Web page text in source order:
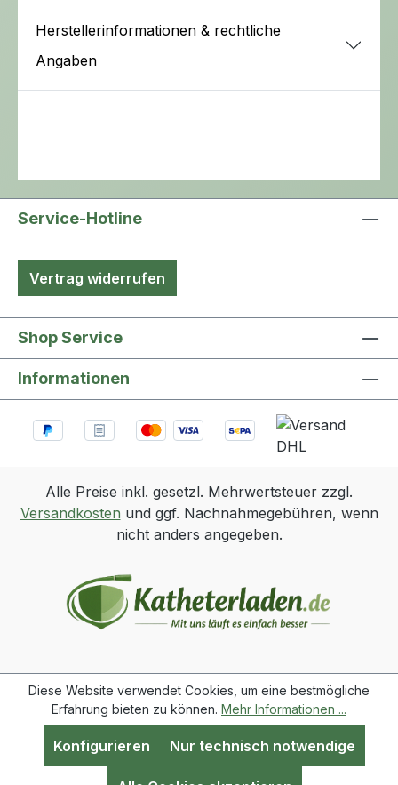
Herstellerinformationen & rechtliche
Angaben
Service-Hotline
Vertrag widerrufen
Shop Service
Informationen
Alle Preise inkl. gesetzl. Mehrwertsteuer zzgl.
Versandkosten und ggf. Nachnahmegebühren, wenn
nicht anders angegeben.
Werkzeugleiste anzeigen
Diese Website verwendet Cookies, um eine bestmögliche
Erfahrung bieten zu können. Mehr Informationen ...
Nur technisch notwendige
Konfigurieren